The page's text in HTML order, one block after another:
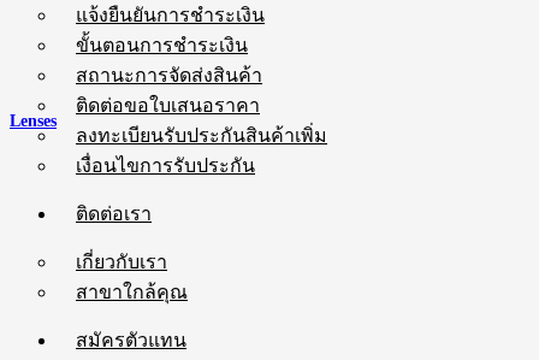
แจ้งยืนยันการชำระเงิน
ขั้นตอนการชำระเงิน
สถานะการจัดส่งสินค้า
ติดต่อขอใบเสนอราคา
ลงทะเบียนรับประกันสินค้าเพิ่ม
เงื่อนไขการรับประกัน
ติดต่อเรา
เกี่ยวกับเรา
สาขาใกล้คุณ
สมัครตัวแทน
Lenses